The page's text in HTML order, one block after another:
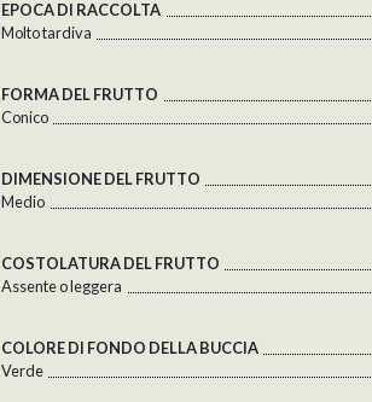
EPOCA DI RACCOLTA
Molto tardiva
FORMA DEL FRUTTO
Conico
DIMENSIONE DEL FRUTTO
Medio
COSTOLATURA DEL FRUTTO
Assente o leggera
COLORE DI FONDO DELLA BUCCIA
Verde